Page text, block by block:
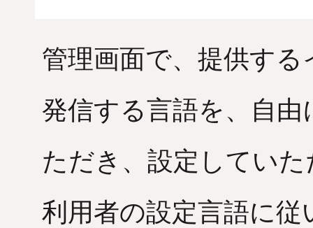
管理画面で、提供す
発信する言語を、自
ただき、設定してい
利用者の設定言語に